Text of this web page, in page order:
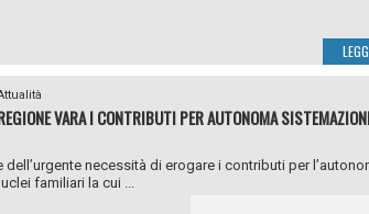
VARA I CONTRIBUTI PER AUTONOMA
necessità di erogare i contributi per
familiari la cui ...